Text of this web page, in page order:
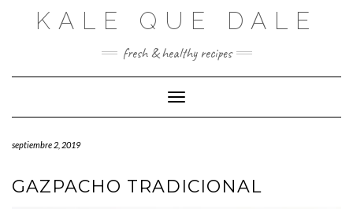
KALE QUE DALE
fresh & healthy recipes
Cambiar modo de navegación
septiembre 2, 2019
GAZPACHO TRADICIONAL